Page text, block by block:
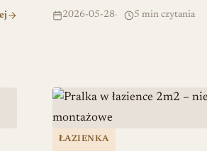
2026-05-28 5 min czytania
ŁAZIENKA
Pralka w łazience 2m2 –